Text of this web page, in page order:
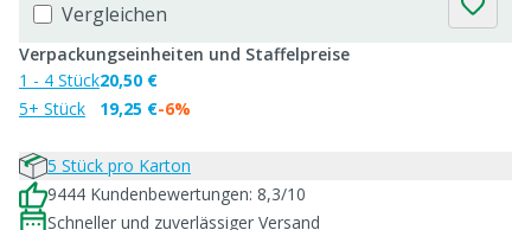
Vergleichen
Verpackungseinheiten und Staffelpreise
1 - 4 Stück
5+ Stück
20,50 €
19,25 €-6%
5 Stück pro Karton
9444 Kundenbewertungen: 8,3/10
Schneller und zuverlässiger Versand